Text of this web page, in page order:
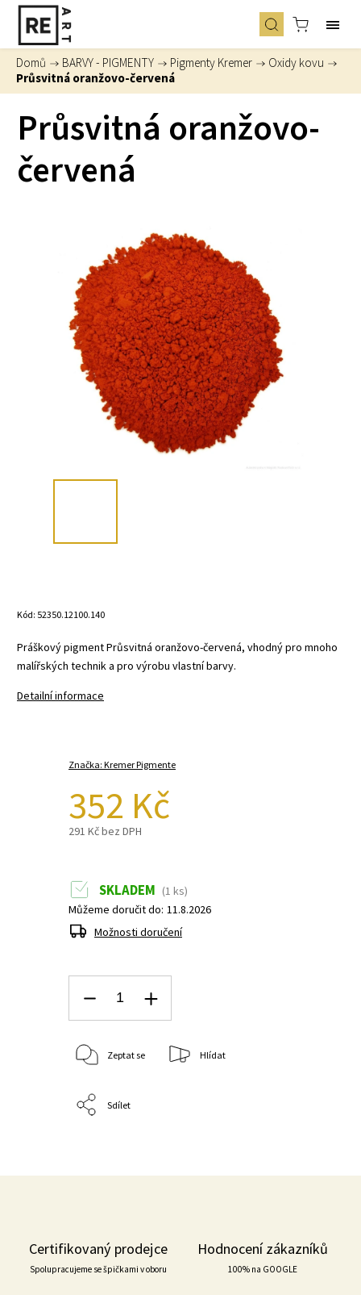
Domů / BARVY - PIGMENTY / Pigmenty Kremer / Oxidy kovu /
Průsvitná oranžovo-červená
Průsvitná oranžovo-
červená
Kód: 52350.12100.140
Práškový pigment Průsvitná oranžovo-červená, vhodný pro mnoho
malířských technik a pro výrobu vlastní barvy.
Detailní informace
Značka: Kremer Pigmente
352 Kč
291 Kč bez DPH
SKLADEM (1 ks)
Můžeme doručit do: 11.8.2026
Možnosti doručení
Zeptat se Hlídat
Sdílet
Certifikovaný prodejce
Spolupracujeme se špičkami v oboru
Hodnocení zákazníků
100% na GOOGLE